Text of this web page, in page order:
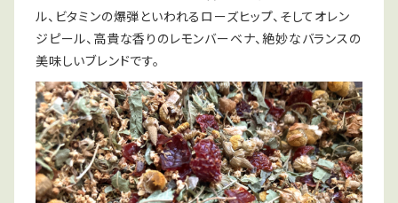
ル、ビタミンの爆弾といわれるローズヒップ、そしてオレン
ジピール、高貴な香りのレモンバーベナ、絶妙なバランスの
美味しいブレンドです。